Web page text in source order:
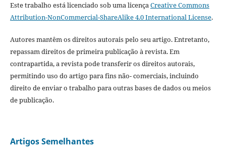
Este trabalho está licenciado sob uma licençaCreative Commons
Attribution-NonCommercial-ShareAlike 4.0 International License.
Autores mantêm os direitos autorais pelo seu artigo. Entretanto,
repassam direitos de primeira publicação à revista. Em
contrapartida, a revista pode transferir os direitos autorais,
permitindo uso do artigo para fins não- comerciais, incluindo
direito de enviar o trabalho para outras bases de dados ou meios
de publicação.
Artigos Semelhantes